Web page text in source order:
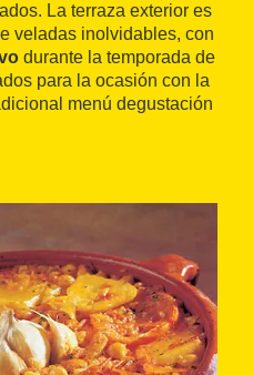
La terraza exterior es
veladas inolvidables, con
durante la temporada de
para la ocasión con la
menú degustación